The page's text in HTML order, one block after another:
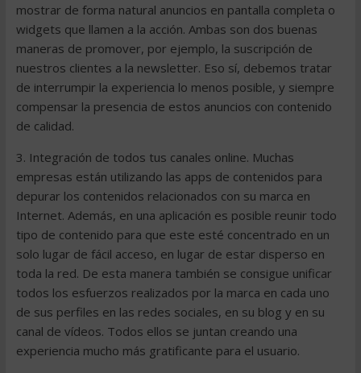
mostrar de forma natural anuncios en pantalla completa o
widgets que llamen a la acción. Ambas son dos buenas
maneras de promover, por ejemplo, la suscripción de
nuestros clientes a la newsletter. Eso sí, debemos tratar
de interrumpir la experiencia lo menos posible, y siempre
compensar la presencia de estos anuncios con contenido
de calidad.
3. Integración de todos tus canales online. Muchas
empresas están utilizando las apps de contenidos para
depurar los contenidos relacionados con su marca en
Internet. Además, en una aplicación es posible reunir todo
tipo de contenido para que este esté concentrado en un
solo lugar de fácil acceso, en lugar de estar disperso en
toda la red. De esta manera también se consigue unificar
todos los esfuerzos realizados por la marca en cada uno
de sus perfiles en las redes sociales, en su blog y en su
canal de vídeos. Todos ellos se juntan creando una
experiencia mucho más gratificante para el usuario.